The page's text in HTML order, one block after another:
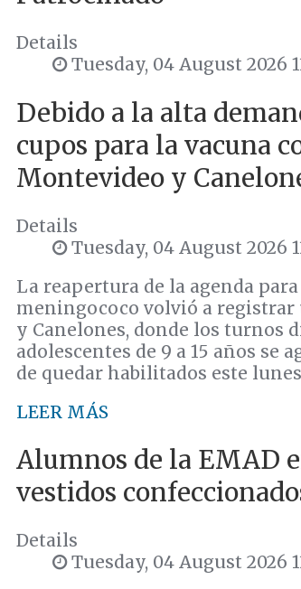
Details
Tuesday, 04 August 2026
Debido a la alta
cupos para la vacuna
Montevideo y
Details
Tuesday, 04 August 2026
La reapertura de la agenda
meningococo volvió a registrar
y Canelones, donde los turnos
adolescentes de 9 a 15 años se
de quedar habilitados este lunes
LEER MÁS
Alumnos de la EMAD
vestidos
Details
Tuesday, 04 August 2026